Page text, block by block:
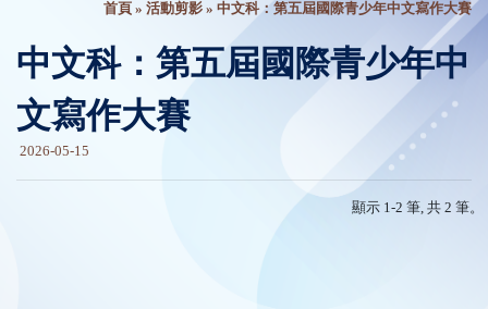
首頁 » 活動剪影 » 中文科：第五屆國際青少年中文寫作大賽
中文科：第五屆國際青少年中
文寫作大賽
2026-05-15
顯示 1-2 筆, 共 2 筆。